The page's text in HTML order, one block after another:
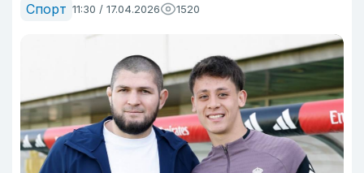
Спорт 11:30 / 17.04.2026 1520